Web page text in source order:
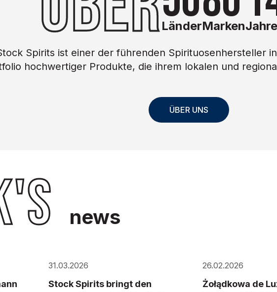
LänderMarken
Spirits ist einer der führenden Spirituosenhersteller
hochwertiger Produkte, die ihrem lokalen und
ÜBER UNS
news
31.03.2026
Stock Spirits bringt den
26.02.2026
Żołądkowa de